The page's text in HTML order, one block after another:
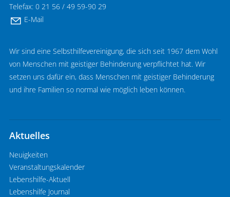
Telefax: 0 21 56 / 49 59-90 29
E-Mail
Wir sind eine Selbsthilfevereinigung, die sich seit 1967 dem Wohl
von Menschen mit geistiger Behinderung verpflichtet hat. Wir
setzen uns dafür ein, dass Menschen mit geistiger Behinderung
und ihre Familien so normal wie möglich leben können.
Aktuelles
Neuigkeiten
Veranstaltungskalender
Lebenshilfe-Aktuell
Lebenshilfe Journal